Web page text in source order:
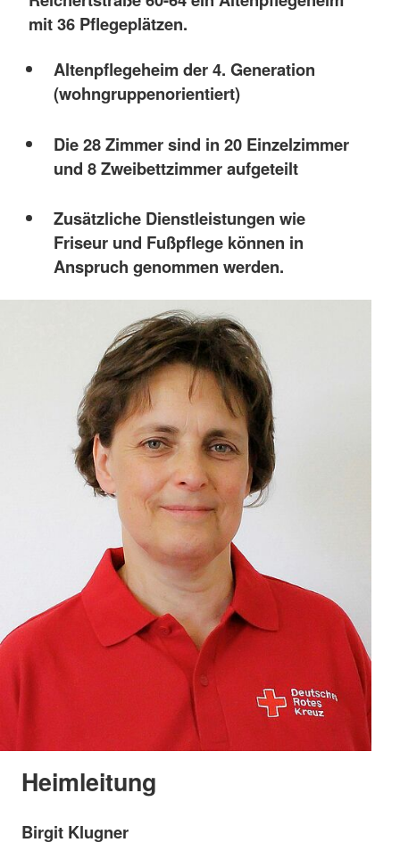
mit 36 Pflegeplätzen.
Altenpflegeheim der 4. Generation
(wohngruppenorientiert)
Die 28 Zimmer sind in 20 Einzelzimmer
und 8 Zweibettzimmer aufgeteilt
Zusätzliche Dienstleistungen wie
Friseur und Fußpflege können in
Anspruch genommen werden.
Heimleitung
Birgit Klugner